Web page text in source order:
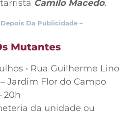
Camilo Macedo.
Da Publicidade –
Mutantes
• Rua Guilherme Lino
Jardim Flor do Campo
20h
da unidade ou